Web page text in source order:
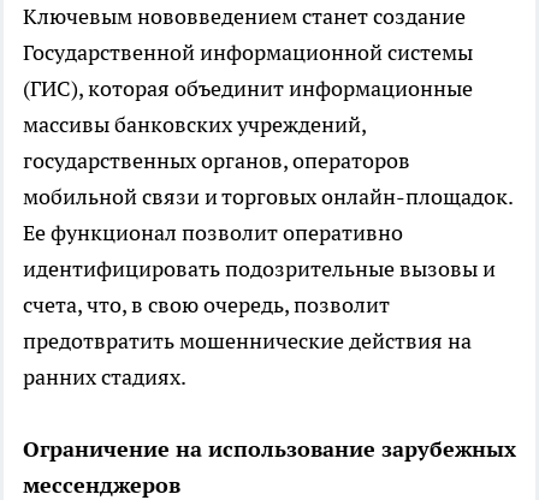
Ключевым нововведением станет создание
Государственной информационной системы
(ГИС), которая объединит информационные
массивы банковских учреждений,
государственных органов, операторов
мобильной связи и торговых онлайн-площадок.
Ее функционал позволит оперативно
идентифицировать подозрительные вызовы и
счета, что, в свою очередь, позволит
предотвратить мошеннические действия на
ранних стадиях.
Ограничение на использование зарубежных
мессенджеров